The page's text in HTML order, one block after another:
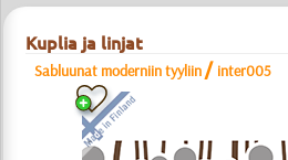
Kuplia ja linjat
Sabluunat moderniin tyyliin / inter005